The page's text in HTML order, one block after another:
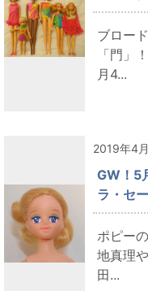
ブロー
「門」
月4...
2019年4
GW！5
ラ・セ
ポピー
地真理
田...